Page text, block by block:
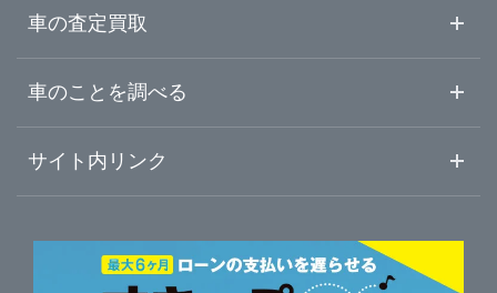
ガリバー港北中央店
ガリバー武蔵小杉店
ガリバー16号相模原橋本店
横浜市栄区
横浜市都筑区
川崎市中原区
相模原市緑区
千葉県
東京都
神奈川県
中古車情報・中古車検索
初めての中古車購入ガイド
中古車人気ランキング
車の査定買取
車査定・車買取ならガリバー
ガリバーの査定が選ばれる理由
車を売る時よくある質問
車のことを調べる
車初心者まとめ
新車・中古車カタログ
サイト内リンク
サイトマップ